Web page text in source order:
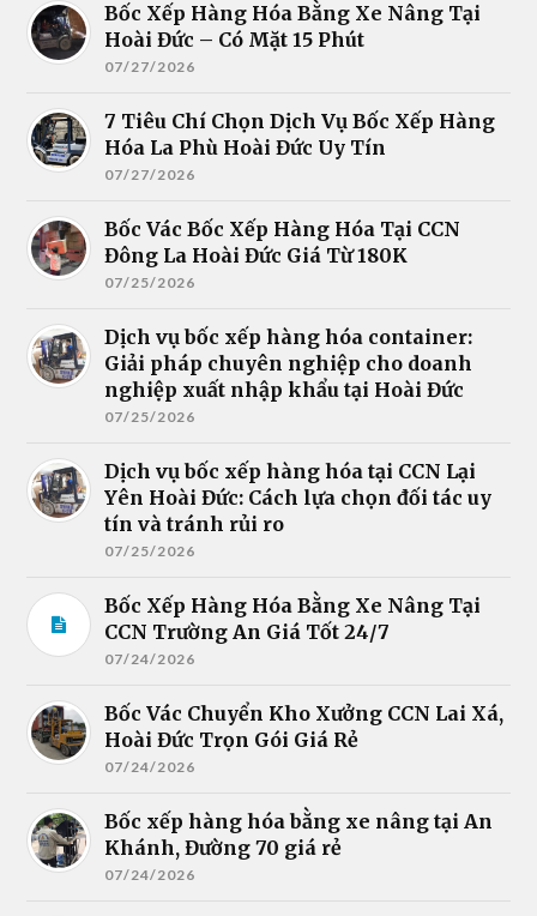
Bốc Xếp Hàng Hóa Bằng Xe Nâng Tại
Hoài Đức – Có Mặt 15 Phút
07/27/2026
7 Tiêu Chí Chọn Dịch Vụ Bốc Xếp Hàng
Hóa La Phù Hoài Đức Uy Tín
07/27/2026
Bốc Vác Bốc Xếp Hàng Hóa Tại CCN
Đông La Hoài Đức Giá Từ 180K
07/25/2026
Dịch vụ bốc xếp hàng hóa container:
Giải pháp chuyên nghiệp cho doanh
nghiệp xuất nhập khẩu tại Hoài Đức
07/25/2026
Dịch vụ bốc xếp hàng hóa tại CCN Lại
Yên Hoài Đức: Cách lựa chọn đối tác uy
tín và tránh rủi ro
07/25/2026
Bốc Xếp Hàng Hóa Bằng Xe Nâng Tại
CCN Trường An Giá Tốt 24/7
07/24/2026
Bốc Vác Chuyển Kho Xưởng CCN Lai Xá,
Hoài Đức Trọn Gói Giá Rẻ
07/24/2026
Bốc xếp hàng hóa bằng xe nâng tại An
Khánh, Đường 70 giá rẻ
07/24/2026